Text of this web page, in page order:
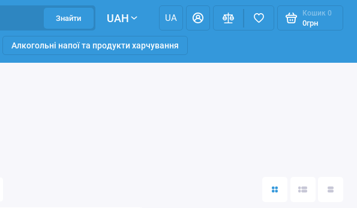
Знайти UAH UA Кошик 0
0грн
Алкогольні напої та продукти харчування